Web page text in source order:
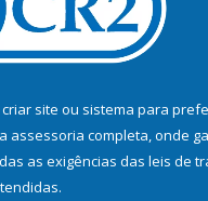
criar site ou sistema para
assessoria completa, onde
as exigências das leis de